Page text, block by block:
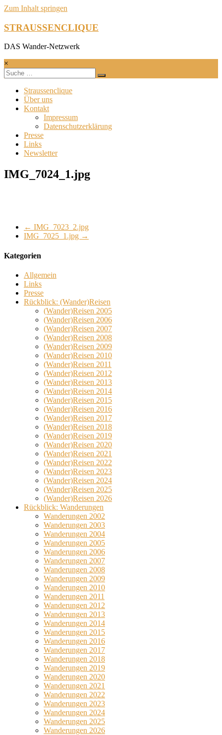
Zum Inhalt springen
STRAUSSENCLIQUE
DAS Wander-Netzwerk
×
Straussenclique
Über uns
Kontakt
Impressum
Datenschutzerklärung
Presse
Links
Newsletter
IMG_7024_1.jpg
← IMG_7023_2.jpg
IMG_7025_1.jpg →
Kategorien
Allgemein
Links
Presse
Rückblick: (Wander)Reisen
(Wander)Reisen 2005
(Wander)Reisen 2006
(Wander)Reisen 2007
(Wander)Reisen 2008
(Wander)Reisen 2009
(Wander)Reisen 2010
(Wander)Reisen 2011
(Wander)Reisen 2012
(Wander)Reisen 2013
(Wander)Reisen 2014
(Wander)Reisen 2015
(Wander)Reisen 2016
(Wander)Reisen 2017
(Wander)Reisen 2018
(Wander)Reisen 2019
(Wander)Reisen 2020
(Wander)Reisen 2021
(Wander)Reisen 2022
(Wander)Reisen 2023
(Wander)Reisen 2024
(Wander)Reisen 2025
(Wander)Reisen 2026
Rückblick: Wanderungen
Wanderungen 2002
Wanderungen 2003
Wanderungen 2004
Wanderungen 2005
Wanderungen 2006
Wanderungen 2007
Wanderungen 2008
Wanderungen 2009
Wanderungen 2010
Wanderungen 2011
Wanderungen 2012
Wanderungen 2013
Wanderungen 2014
Wanderungen 2015
Wanderungen 2016
Wanderungen 2017
Wanderungen 2018
Wanderungen 2019
Wanderungen 2020
Wanderungen 2021
Wanderungen 2022
Wanderungen 2023
Wanderungen 2024
Wanderungen 2025
Wanderungen 2026